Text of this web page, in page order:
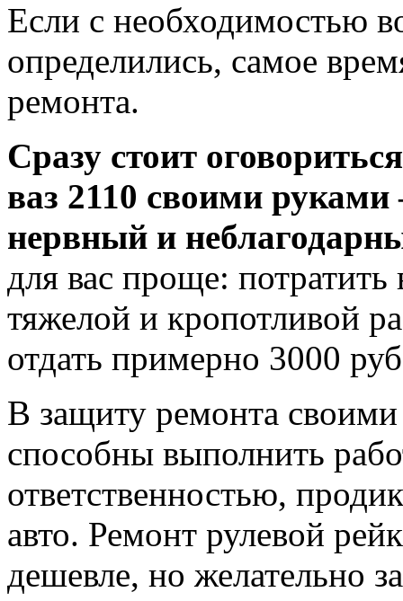
Если с необходимостью
определились, самое
ремонта.
Сразу стоит
ваз 2110 своими
нервный и
для вас проще:
тяжелой и кропотливой
отдать примерно 3000
В защиту ремонта
способны выполнить
ответственностью,
авто. Ремонт рулевой
дешевле, но желательно